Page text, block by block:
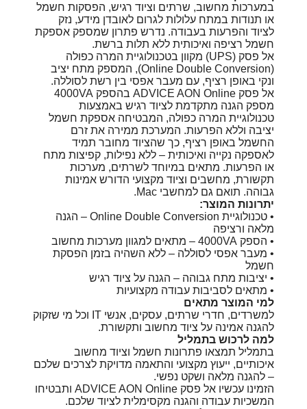
במערכות מחשוב, שרתים וציוד רגיש, הפסקות חשמל
או תנודות במתח עלולות לגרום לאובדן מידע, נזק
לציוד והפרעות בעבודה. נדרש פתרון שמספק אספקת
חשמל רציפה ואיכותית ללא תלות ברשת.
אל פסק (UPS) מקוון בטכנולוגיית המרה כפולה
(Online Double Conversion), המספק מתח יציב
ונקי באופן רציף, עם מעבר אפסי בין רשת לסוללה.
אל פסק ADVICE AON Online בהספק 4000VA
מספק הגנה מתקדמת לציוד רגיש באמצעות
טכנולוגיית המרה כפולה, המבטיחה אספקת חשמל
יציבה וללא הפרעות. המערכת ממירה את זרם
החשמל באופן רציף, כך שהציוד מחובר תמיד
לאספקה נקייה ואיכותית – ללא נפילות, קפיצות מתח
או הפרעות. מתאים במיוחד לשרתים, מערכות
תקשורת, מחשבים וציוד מקצועי הדורש אמינות
גבוהה. תואם גם למחשבי Mac.
יתרונות המוצר:
• טכנולוגיית Online Double Conversion – הגנה
מלאה ורציפה
• הספק 4000VA – מתאים למגוון מערכות מחשוב
• מעבר אפסי לסוללה – ללא השהיה בזמן הפסקת
חשמל
• יציבות מתח גבוהה – הגנה על ציוד רגיש
• מתאים לסביבות עבודה מקצועיות
למי המוצר מתאים
למשרדים, חדרי שרתים, עסקים, אנשי IT וכל מי שזקוק
להגנה אמינה על ציוד מחשוב ותקשורת.
למה לרכוש בתמליל
בתמליל תמצאו פתרונות חשמל וציוד מחשוב
איכותיים, ייעוץ מקצועי והתאמה מדויקת לצרכים שלכם
– להגנה מלאה ושקט נפשי.
הזמינו עכשיו אל פסק ADVICE AON Online ותבטיחו
המשכיות עבודה והגנה מקסימלית לציוד שלכם.